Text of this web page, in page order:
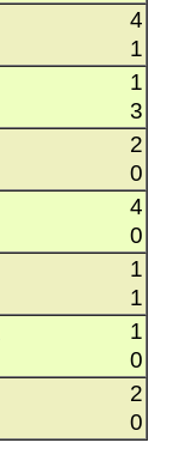
4
1
1
3
2
0
4
0
1
1
1
0
2
0